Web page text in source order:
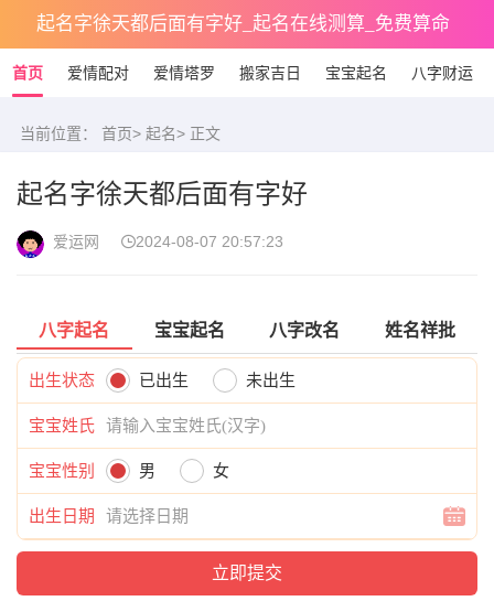
起名字徐天都后面有字好_起名在线测算_免费算命
首页 爱情配对 爱情塔罗 搬家吉日 宝宝起名 八字财运
当前位置： 首页> 起名> 正文
起名字徐天都后面有字好
爱运网 2024-08-07 20:57:23
八字起名 宝宝起名 八字改名 姓名祥批
出生状态 已出生 未出生
宝宝姓氏
宝宝性别 男 女
出生日期